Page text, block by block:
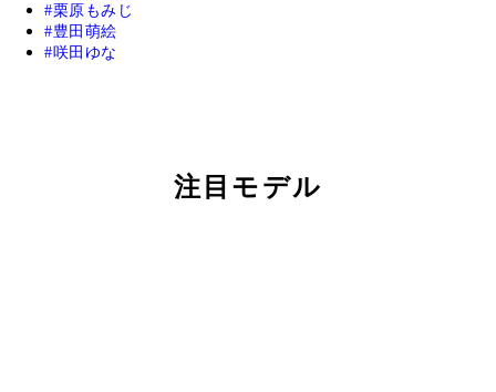
栗原もみじ
豊田萌絵
咲田ゆな
注目モデル